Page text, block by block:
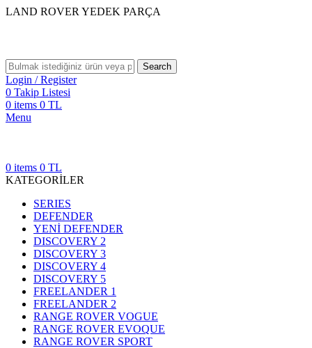
LAND ROVER YEDEK PARÇA
Search
Login / Register
0 Takip Listesi
0 items 0 TL
Menu
0 items 0 TL
KATEGORİLER
SERIES
DEFENDER
YENİ DEFENDER
DISCOVERY 2
DISCOVERY 3
DISCOVERY 4
DISCOVERY 5
FREELANDER 1
FREELANDER 2
RANGE ROVER VOGUE
RANGE ROVER EVOQUE
RANGE ROVER SPORT